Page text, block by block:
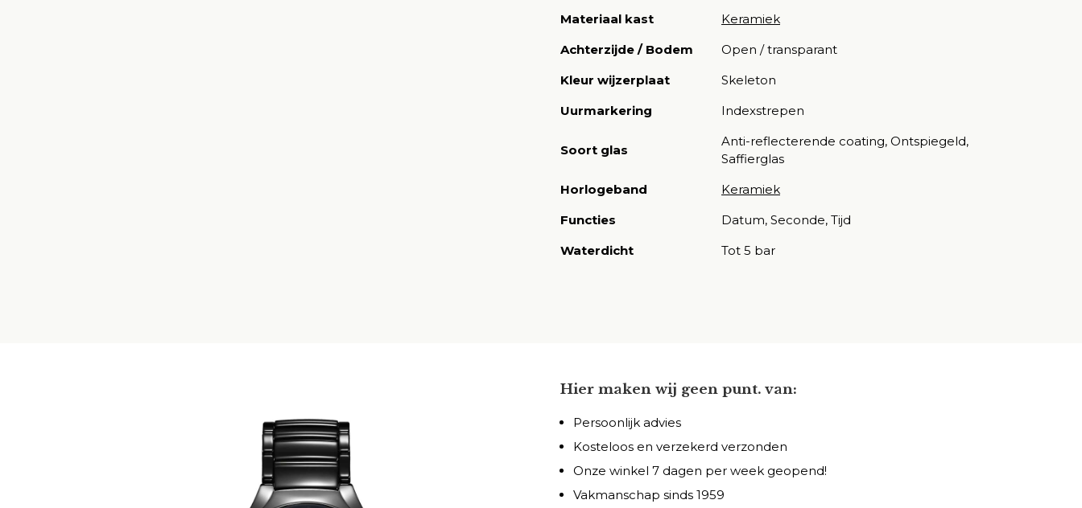
Materiaal kast
Keramiek
Achterzijde / Bodem
Open / transparant
Kleur wijzerplaat
Skeleton
Uurmarkering
Indexstrepen
Soort glas
Anti-reflecterende coating, Ontspiegeld,
Saffierglas
Horlogeband
Keramiek
Functies
Datum, Seconde, Tijd
Waterdicht
Tot 5 bar
Hier maken wij geen punt. van:
Persoonlijk advies
Kosteloos en verzekerd verzonden
Onze winkel 7 dagen per week geopend!
Vakmanschap sinds 1959